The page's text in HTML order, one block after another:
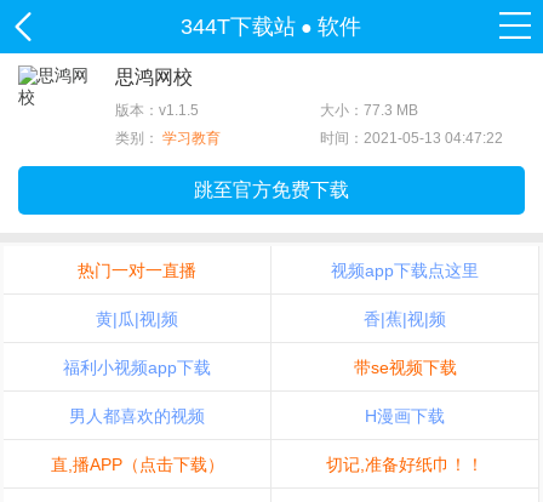
344T下载站 ●软件
思鸿网校
版本：v1.1.5
大小：77.3 MB
类别： 学习教育 时间：2021-05-13 04:47:22
跳至官方免费下载
热门一对一直播 视频app下载点这里
黄|瓜|视|频 香|蕉|视|频
福利小视频app下载 带se视频下载
男人都喜欢的视频 H漫画下载
直,播APP（点击下载） 切记,准备好纸巾！！